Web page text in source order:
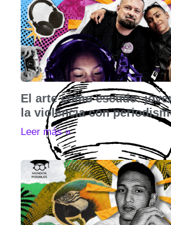
El arte como escudo:
la violencia con
Leer más »